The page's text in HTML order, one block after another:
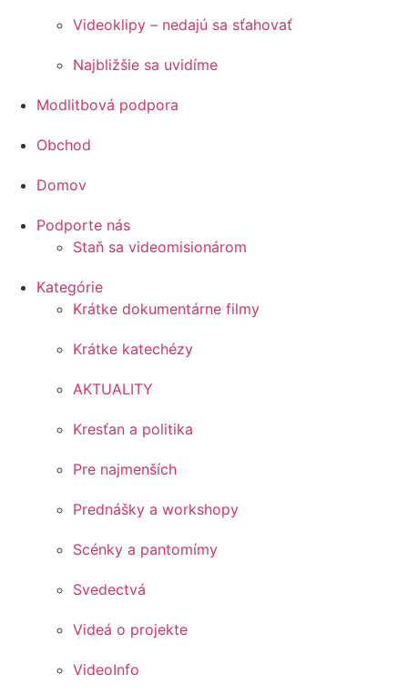
Videoklipy – nedajú sa sťahovať
Najbližšie sa uvidíme
Modlitbová podpora
Obchod
Domov
Podporte nás
Staň sa videomisionárom
Kategórie
Krátke dokumentárne filmy
Krátke katechézy
AKTUALITY
Kresťan a politika
Pre najmenších
Prednášky a workshopy
Scénky a pantomímy
Svedectvá
Videá o projekte
VideoInfo